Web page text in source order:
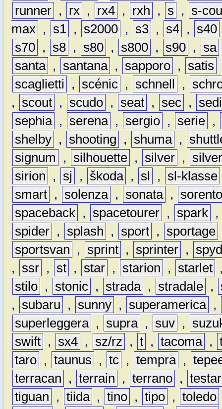
runner , rx , rx4 , rxh , s ,
s-
max , s1 , s2000 , s3 , s4 , s40
s70 , s8 , s80 , s800 , s90 , sa
santa , santana , sapporo , satis
scaglietti
, scénic , schnell ,
,
scout , scudo , seat , sec ,
sephia , serena , sergio , serie ,
shelby , shooting , shuma ,
signum
, silhouette , silver ,
sirion
, sj , škoda , sl , sl-klasse
smart , solenza , sonata ,
spaceback , spacetourer , spark ,
spider , splash , sport , sportage
sportsvan
, sprint , sprinter ,
,
ssr , st , star , starion , starlet
stilo , stonic , strada , stradale ,
,
subaru , sunny , superamerica ,
superleggera , supra , suv ,
swift , sx4 , sz/rz , t , tacoma ,
taro , taunus , tc , tempra ,
terracan
, terrain , terrano ,
tiguan
, tiida , tino , tipo , toledo